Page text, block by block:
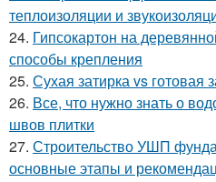
теплоизоляции и
24. Гипсокартон на
способы крепления
25. Сухая затирка vs готовая
26. Все, что нужно знать о
швов плитки
27. Строительство УШП
основные этапы и